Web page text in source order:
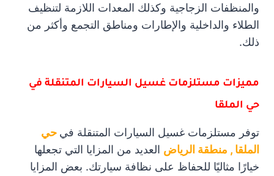
والمنظفات الزجاجية وكذلك المعدات اللازمة لتنظيف
الطلاء والداخلية والإطارات ومناطق التجمع وأكثر من
ذلك.
مميزات مستلزمات غسيل السيارات المتنقلة في
حي الملقا
توفر مستلزمات غسيل السيارات المتنقلة في حي
الملقا , منطقة الرياض العديد من المزايا التي تجعلها
خيارًا مثاليًا للحفاظ على نظافة سيارتك. بعض المزايا